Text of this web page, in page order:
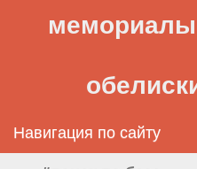
Навигация по сайту